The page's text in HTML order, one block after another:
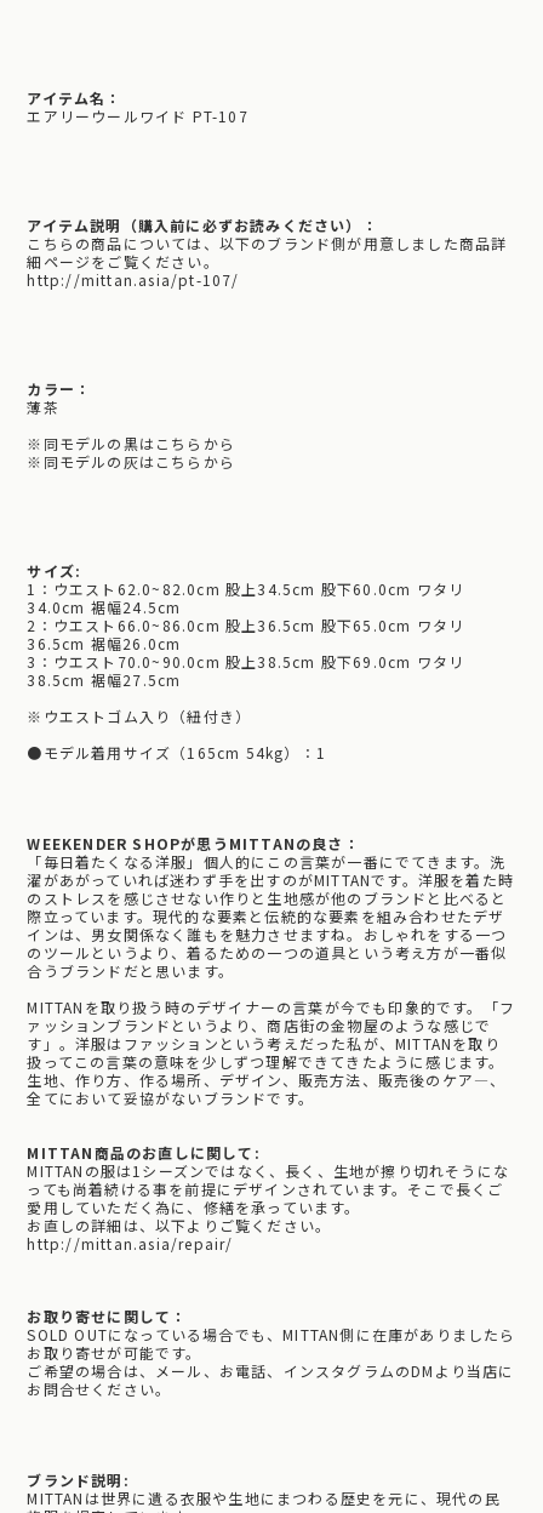
アイテム名：
エアリーウールワイド PT-107
アイテム説明（購入前に必ずお読みください）：
こちらの商品については、以下のブランド側が用意しました商品詳
細ページをご覧ください。
http://mittan.asia/pt-107/
カラー：
薄茶
※ 同モデルの黒はこちらから
※ 同モデルの灰はこちらから
サイズ:
1：ウエスト62.0~82.0cm 股上34.5cm 股下60.0cm ワタリ
34.0cm 裾幅24.5cm
2：ウエスト66.0~86.0cm 股上36.5cm 股下65.0cm ワタリ
36.5cm 裾幅26.0cm
3：ウエスト70.0~90.0cm 股上38.5cm 股下69.0cm ワタリ
38.5cm 裾幅27.5cm
※ウエストゴム入り（紐付き）
●モデル着用サイズ（165cm 54kg）：1
WEEKENDER SHOPが思うMITTANの良さ：
「毎日着たくなる洋服」個人的にこの言葉が一番にでてきます。洗
濯があがっていれば迷わず手を出すのがMITTANです。洋服を着た時
のストレスを感じさせない作りと生地感が他のブランドと比べると
際立っています。現代的な要素と伝統的な要素を組み合わせたデザ
インは、男女関係なく誰もを魅力させますね。おしゃれをする一つ
のツールというより、着るための一つの道具という考え方が一番似
合うブランドだと思います。
MITTANを取り扱う時のデザイナーの言葉が今でも印象的です。「フ
ァッションブランドというより、商店街の金物屋のような感じで
す」。洋服はファッションという考えだった私が、MITTANを取り
扱ってこの言葉の意味を少しずつ理解できてきたように感じます。
生地、作り方、作る場所、デザイン、販売方法、販売後のケア―、
全てにおいて妥協がないブランドです。
MITTAN商品のお直しに関して:
MITTANの服は1シーズンではなく、長く、生地が擦り切れそうにな
っても尚着続ける事を前提にデザインされています。そこで長くご
愛用していただく為に、修繕を承っています。
お直しの詳細は、以下よりご覧ください。
http://mittan.asia/repair/
お取り寄せに関して：
SOLD OUTになっている場合でも、MITTAN側に在庫がありましたら
お取り寄せが可能です。
ご希望の場合は、メール、お電話、インスタグラムのDMより当店に
お問合せください。
ブランド説明:
MITTANは世界に遺る衣服や生地にまつわる歴史を元に、現代の民